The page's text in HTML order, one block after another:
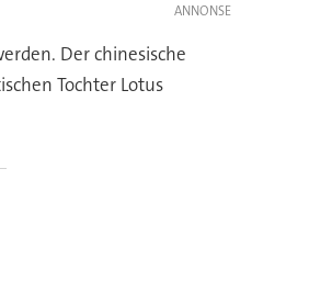
Der chinesische
Tochter Lotus